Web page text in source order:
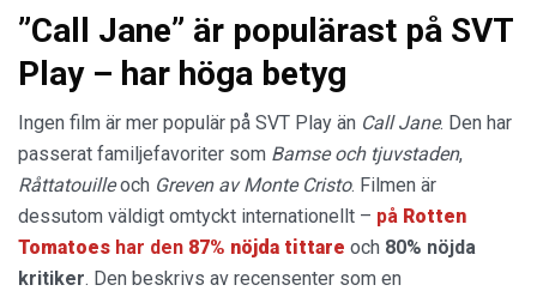
”Call Jane” är populärast på SVT
Play – har höga betyg
Ingen film är mer populär på SVT Play än Call Jane. Den har
passerat familjefavoriter som Bamse och tjuvstaden,
Råttatouilleoch Greven av Monte Cristo. Filmen är
dessutom väldigt omtyckt internationellt – på Rotten
Tomatoes har den 87% nöjda tittare och 80% nöjda
kritiker. Den beskrivs av recensenter som en